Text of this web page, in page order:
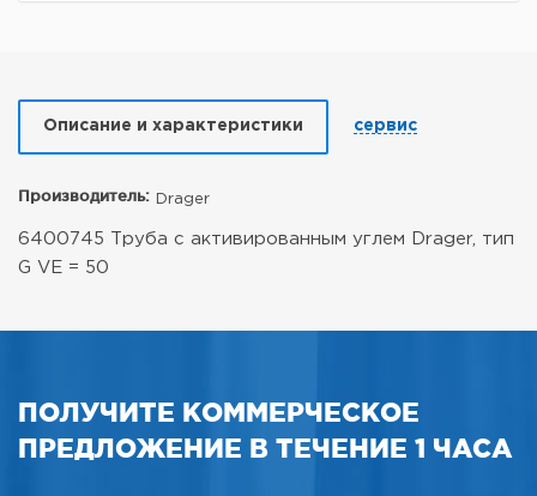
Описание и характеристики сервис
Производитель: Drager
6400745 Труба с активированным углем Drager, тип
G VE = 50
ПОЛУЧИТЕ КОММЕРЧЕСКОЕ
ПРЕДЛОЖЕНИЕ В ТЕЧЕНИЕ 1 ЧАСА